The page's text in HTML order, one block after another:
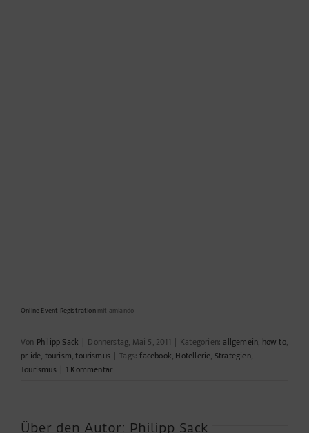
Online Event Registrationmit amiando
Von Philipp Sack | Donnerstag, Mai 5, 2011 | Kategorien:allgemein, how to,
pr-ide, tourism,tourismus | Tags:facebook, Hotellerie, Strategien,
Tourismus | 1 Kommentar
Über den Autor: Philipp Sack